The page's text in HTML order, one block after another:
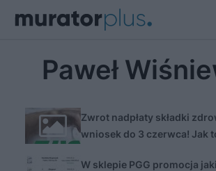
Paweł
Zwrot nadpłaty składki
wniosek do 3 czerwca! Jak
W sklepie PGG promocja